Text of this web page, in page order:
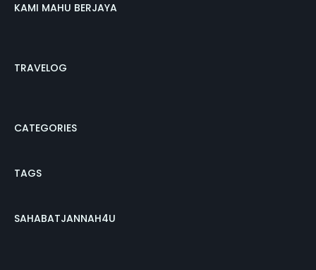
KAMI MAHU BERJAYA
TRAVELOG
CATEGORIES
TAGS
SAHABATJANNAH4U